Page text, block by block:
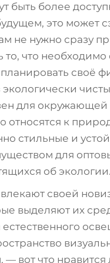
быть более
это может
не нужно сразу
то, что
планировать своё
для
к
стильные и
для
об экологии.
своей
выделяют их
вот что